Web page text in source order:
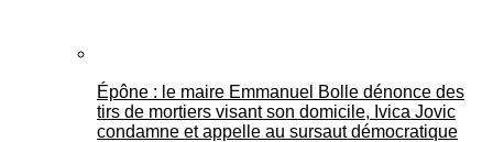
Épône : le maire Emmanuel Bolle dénonce des
tirs de mortiers visant son domicile, Ivica Jovic
condamne et appelle au sursaut démocratique